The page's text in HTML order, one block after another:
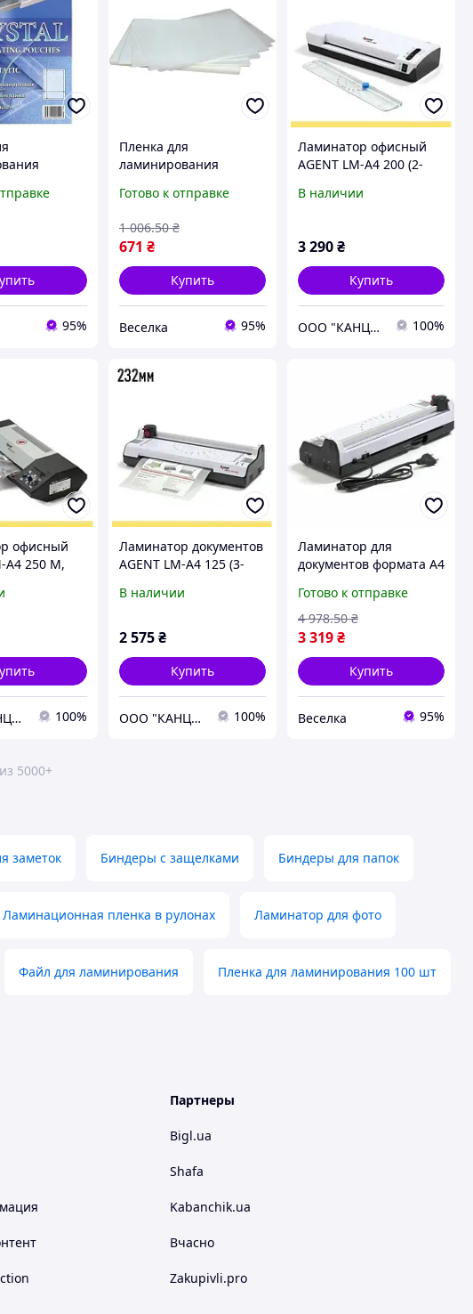
FLAME
95%
Пленка для
ламинирования
для офисных
материалов 100 листов
FLAME
Готово к отправке
671 ₴
1 006.50 ₴
Купить
Веселка 95%
Ламинатор офисный
AGENT LM-A4 200 (2-
резак, (200мкм)
В наличии
3 290₴
Купить
ООО "КАНЦЕЛОТ" 100%
офисный
A4 250 M,
ООО "КАНЦЕЛОТ" 100%
Ламинатор документов
AGENT LM-A4 125 (3-
В наличии
2 575 ₴
Купить
ООО "КАНЦЕЛОТ" 100%
Ламинатор для
документов формата A4
для офисного
использования и
защиты материалов
FLAME
Готово к отправке
3 319₴
4 978.50 ₴
Купить
Веселка 95%
5000+
заметок Биндеры с защелками Биндеры для папок
Ламинационная пленка в рулонах Ламинатор для фото
Файл для ламинирования Пленка для ламинирования 100 шт
Партнеры
Bigl.ua
Shafa
Kabanchik.ua
Вчасно
Zakupivli.pro